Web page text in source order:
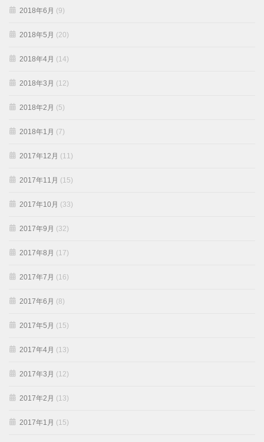
2018年6月 (9)
2018年5月 (20)
2018年4月 (14)
2018年3月 (12)
2018年2月 (5)
2018年1月 (7)
2017年12月 (11)
2017年11月 (15)
2017年10月 (33)
2017年9月 (32)
2017年8月 (17)
2017年7月 (16)
2017年6月 (8)
2017年5月 (15)
2017年4月 (13)
2017年3月 (12)
2017年2月 (13)
2017年1月 (15)